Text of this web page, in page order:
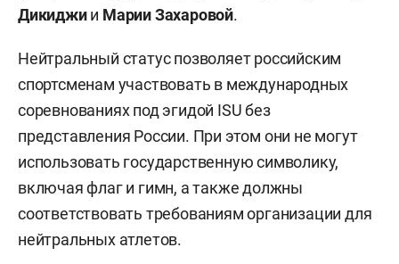
Дикиджии Марии Захаровой.
Нейтральный статус позволяет российским
спортсменам участвовать в международных
соревнованиях под эгидой ISU без
представления России. При этом они не могут
использовать государственную символику,
включая флаг и гимн, а также должны
соответствовать требованиям организации для
нейтральных атлетов.